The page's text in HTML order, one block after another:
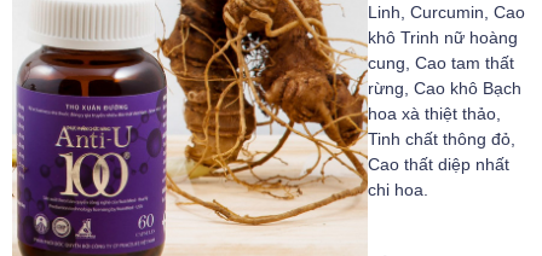
Linh, Curcumin, Cao
khô Trinh nữ hoàng
cung, Cao tam thất
rừng, Cao khô Bạch
hoa xà thiệt thảo,
Tinh chất thông đỏ,
Cao thất diệp nhất
chi hoa.